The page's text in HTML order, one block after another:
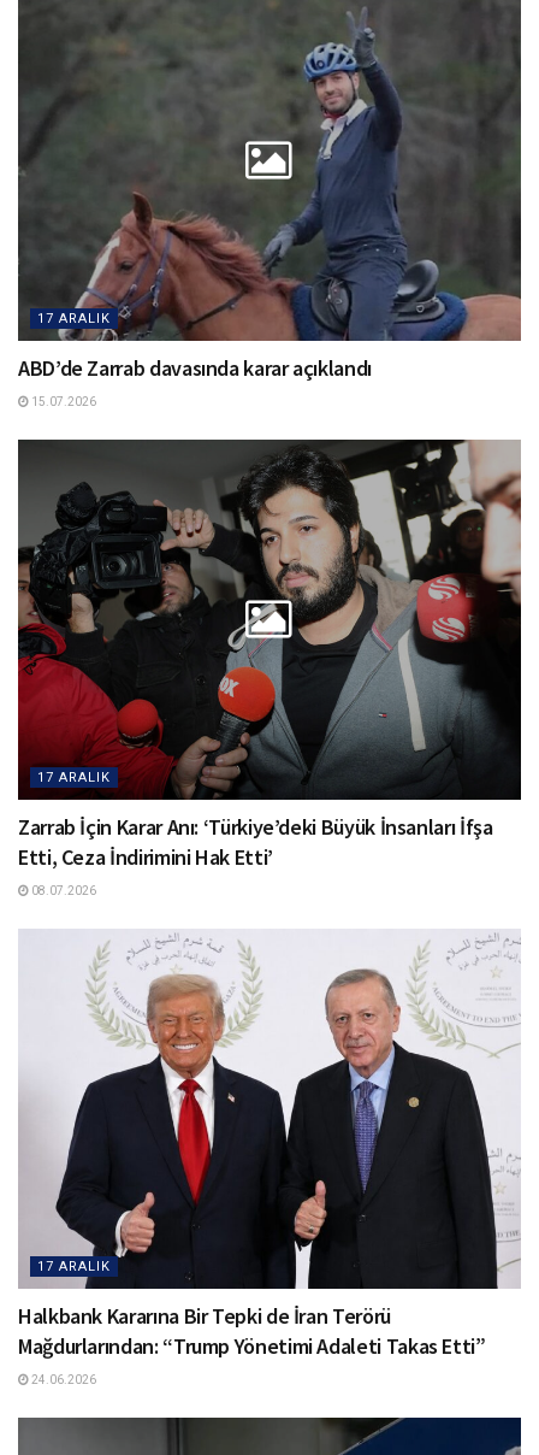
17 ARALIK
ABD’de Zarrab davasında karar açıklandı
15.07.2026
17 ARALIK
Zarrab İçin Karar Anı: ‘Türkiye’deki Büyük İnsanları İfşa
Etti, Ceza İndirimini Hak Etti’
08.07.2026
17 ARALIK
Halkbank Kararına Bir Tepki de İran Terörü
Mağdurlarından: “Trump Yönetimi Adaleti Takas Etti”
24.06.2026